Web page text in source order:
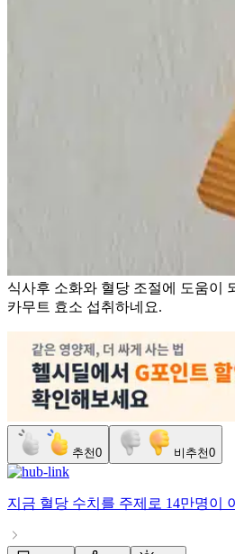
식사후 소화와 혈당 조절에 도움이
카무트 효소 섭취하네요.
추천0 비추천0
지금 혈당 수치 를 주제로 14만명이